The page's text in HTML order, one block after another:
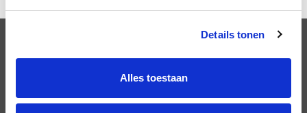
Details tonen
Alles toestaan
OPLEIDINGEN
VCA Basis opleiding